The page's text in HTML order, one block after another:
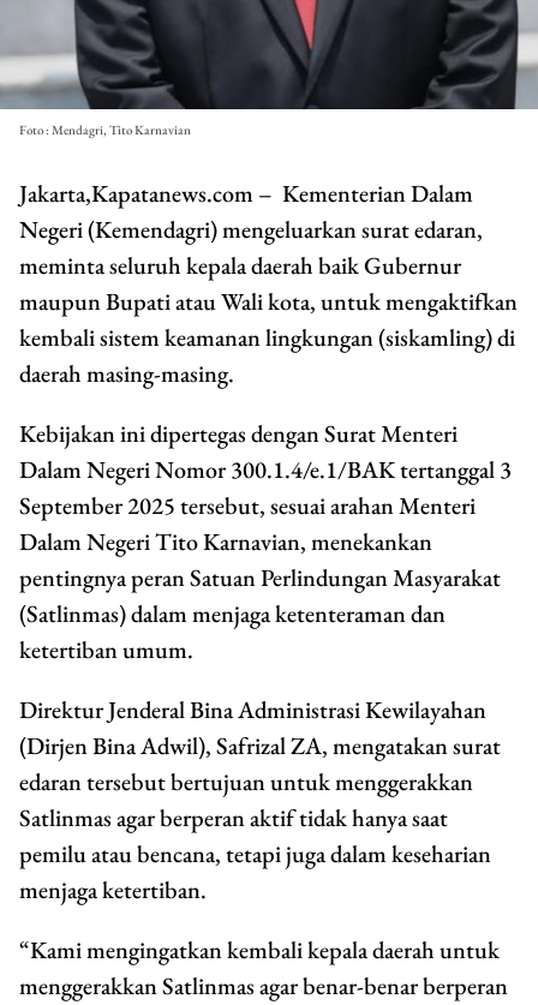
Foto : Mendagri, Tito Karnavian
Jakarta,Kapatanews.com – Kementerian Dalam
Negeri (Kemendagri) mengeluarkan surat edaran,
meminta seluruh kepala daerah baik Gubernur
maupun Bupati atau Wali kota, untuk mengaktifkan
kembali sistem keamanan lingkungan (siskamling) di
daerah masing-masing.
Kebijakan ini dipertegas dengan Surat Menteri
Dalam Negeri Nomor 300.1.4/e.1/BAK tertanggal 3
September 2025 tersebut, sesuai arahan Menteri
Dalam Negeri Tito Karnavian, menekankan
pentingnya peran Satuan Perlindungan Masyarakat
(Satlinmas) dalam menjaga ketenteraman dan
ketertiban umum.
Direktur Jenderal Bina Administrasi Kewilayahan
(Dirjen Bina Adwil), Safrizal ZA, mengatakan surat
edaran tersebut bertujuan untuk menggerakkan
Satlinmas agar berperan aktif tidak hanya saat
pemilu atau bencana, tetapi juga dalam keseharian
menjaga ketertiban.
“Kami mengingatkan kembali kepala daerah untuk
menggerakkan Satlinmas agar benar-benar berperan